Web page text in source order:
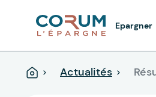
AccueilActualités
Epargner